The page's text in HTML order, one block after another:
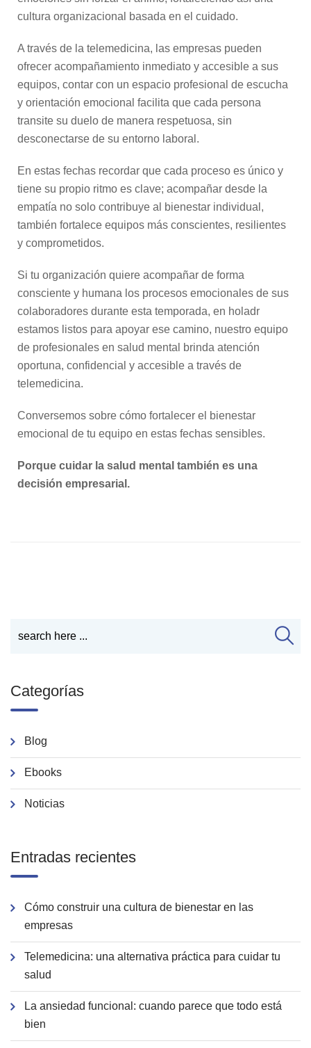
cultura organizacional basada en el cuidado.
A través de la telemedicina, las empresas pueden
ofrecer acompañamiento inmediato y accesible a sus
equipos, contar con un espacio profesional de escucha
y orientación emocional facilita que cada persona
transite su duelo de manera respetuosa, sin
desconectarse de su entorno laboral.
En estas fechas recordar que cada proceso es único y
tiene su propio ritmo es clave; acompañar desde la
empatía no solo contribuye al bienestar individual,
también fortalece equipos más conscientes, resilientes
y comprometidos.
Si tu organización quiere acompañar de forma
consciente y humana los procesos emocionales de sus
colaboradores durante esta temporada, en holadr
estamos listos para apoyar ese camino, nuestro equipo
de profesionales en salud mental brinda atención
oportuna, confidencial y accesible a través de
telemedicina.
Conversemos sobre cómo fortalecer el bienestar
emocional de tu equipo en estas fechas sensibles.
Porque cuidar la salud mental también es una
decisión empresarial.
Categorías
Blog
Ebooks
Noticias
Entradas recientes
Cómo construir una cultura de bienestar en las
empresas
Telemedicina: una alternativa práctica para cuidar tu
salud
La ansiedad funcional: cuando parece que todo está
bien